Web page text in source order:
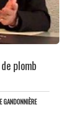
plomb
GANDONNIÈRE